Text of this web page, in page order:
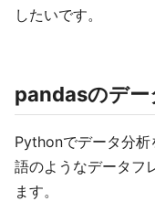
したいです。
pandasのデー
Pythonでデータ分
語のようなデータフ
ます。